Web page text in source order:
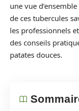
une vue
de ces tubercules
les professionnels
des conseils
patates douces.